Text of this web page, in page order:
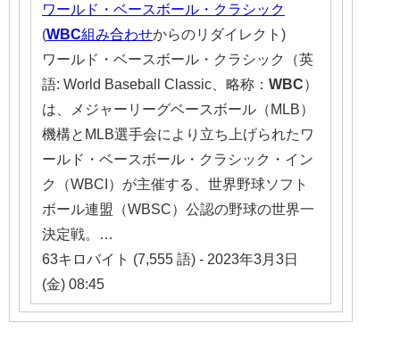
ワールド・ベースボール・クラシック
(WBC組み合わせからのリダイレクト)
ワールド・ベースボール・クラシック（英
語: World Baseball Classic、略称： WBC）
は、メジャーリーグベースボール（MLB）
機構とMLB選手会により立ち上げられたワ
ールド・ベースボール・クラシック・イン
ク（WBCI）が主催する、世界野球ソフト
ボール連盟（WBSC）公認の野球の世界一
決定戦。…
63キロバイト (7,555 語) - 2023年3月3日
(金) 08:45